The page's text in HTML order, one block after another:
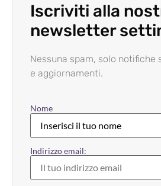
Iscriviti alla
newsletter
Nessuna spam, solo notifiche
e aggiornamenti.
Nome
Indirizzo email: